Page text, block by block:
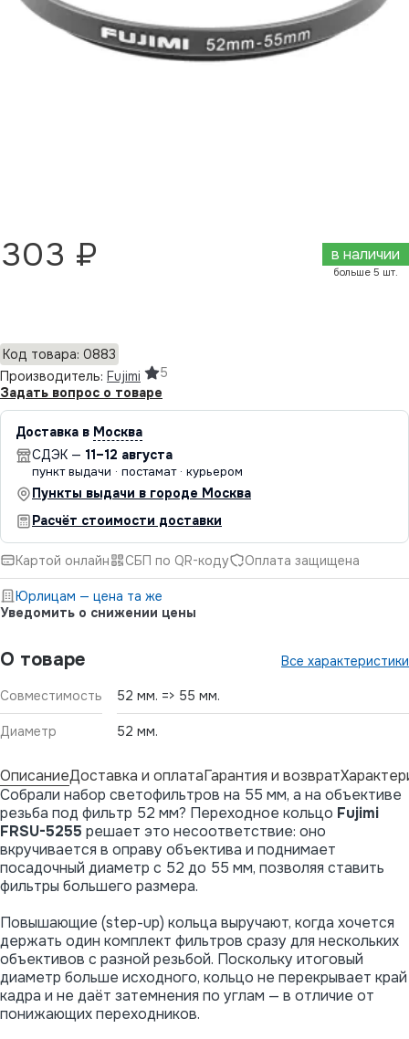
О товаре Все характеристики
Совместимость 52 мм. => 55 мм.
Диаметр 52 мм.
303 ₽ в наличии
больше 5 шт.
Код товара: 0883
Производитель: Fujimi
5
Задать вопрос о товаре
Доставка в Москва
СДЭК — 11–12 августа
пункт выдачи · постамат · курьером
Пункты выдачи в городе Москва
Расчёт стоимости доставки
Картой онлайн СБП по QR-коду Оплата защищена
Юрлицам — цена та же
Уведомить о снижении цены
ОписаниеДоставка и оплатаГарантия и возврат
Собрали набор светофильтров на 55 мм, а на объективе
резьба под фильтр 52 мм? Переходное кольцо Fujimi
FRSU-5255 решает это несоответствие: оно
вкручивается в оправу объектива и поднимает
посадочный диаметр с 52 до 55 мм, позволяя ставить
фильтры большего размера.
Повышающие (step-up) кольца выручают, когда хочется
держать один комплект фильтров сразу для нескольких
объективов с разной резьбой. Поскольку итоговый
диаметр больше исходного, кольцо не перекрывает край
кадра и не даёт затемнения по углам — в отличие от
понижающих переходников.